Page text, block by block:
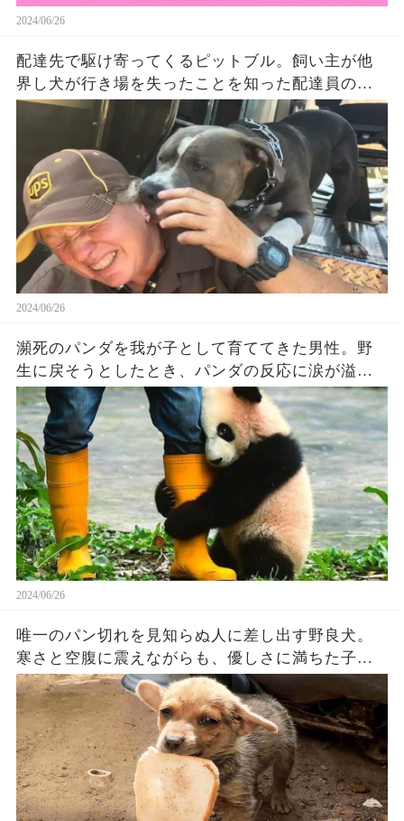
2024/06/26
配達先で駆け寄ってくるピットブル。飼い主が他
界し犬が行き場を失ったことを知った配達員の女
性は…【感動】
2024/06/26
瀕死のパンダを我が子として育ててきた男性。野
生に戻そうとしたとき、パンダの反応に涙が溢れ
る【感動】
2024/06/26
唯一のパン切れを見知らぬ人に差し出す野良犬。
寒さと空腹に震えながらも、優しさに満ちた子犬
の姿に涙が溢れる【感動】